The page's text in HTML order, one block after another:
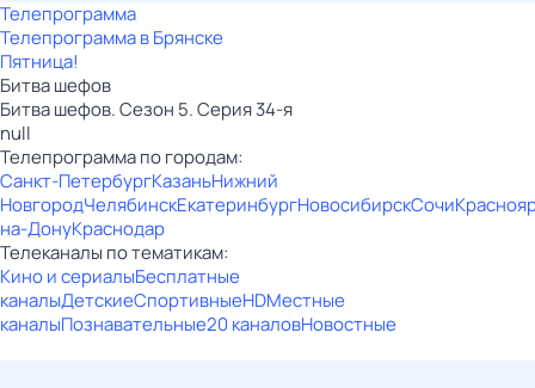
Телепрограмма
Телепрограмма в Брянске
Пятница!
Битва шефов
Битва шефов. Сезон 5. Серия 34-я
null
Телепрограмма по городам:
Санкт-ПетербургКазаньНижний
НовгородЧелябинскЕкатеринбургНовосибирскСочи
на-ДонуКраснодар
Телеканалы по тематикам:
Кино и сериалыБесплатные
каналыДетскиеСпортивныеHDМестные
каналыПознавательные20 каналовНовостные